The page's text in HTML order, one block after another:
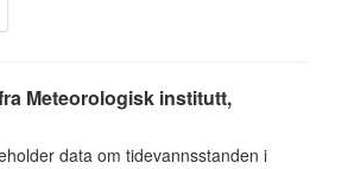
Meteorologisk institutt,
data om tidevannsstanden i